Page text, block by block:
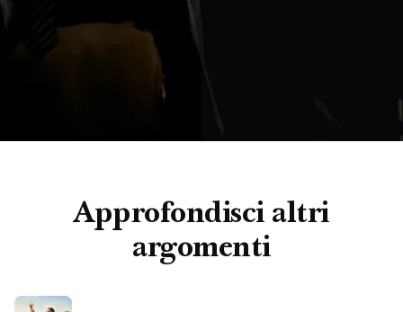
Approfondisci altri
argomenti